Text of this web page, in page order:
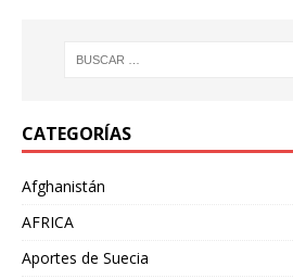
CATEGORÍAS
Afghanistán
AFRICA
Aportes de Suecia